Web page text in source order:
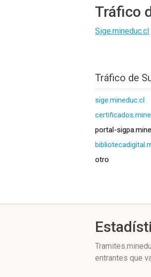
Tráfico
Sige.mineduc.cl
Tráfico de
sige.mineduc.cl
portal-
otro
entrantes que